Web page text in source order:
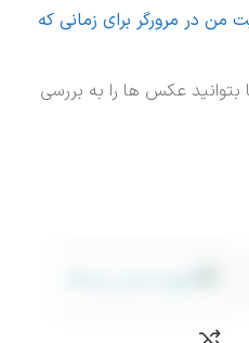
من در مرورگر برای زمانی که
عکس ها را به بررسی